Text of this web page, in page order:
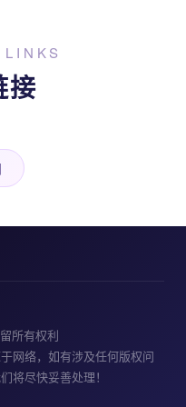
接
所有权利
网络，如有涉及任何版权问
将尽快妥善处理！